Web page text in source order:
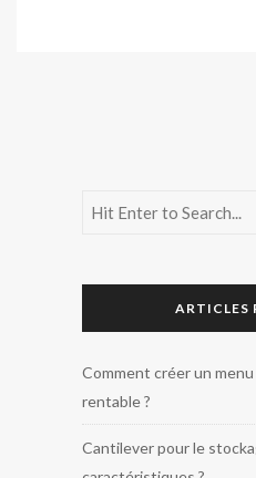
ARTICLES
Comment créer un
rentable ?
Cantilever pour le